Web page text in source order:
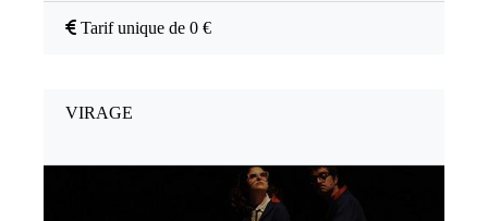
Tarif unique de 0 €
VIRAGE